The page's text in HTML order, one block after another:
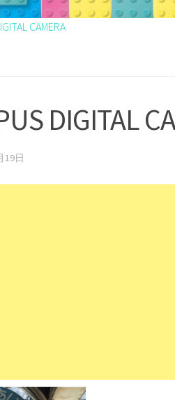
CAMERA
DIGITAL
19日